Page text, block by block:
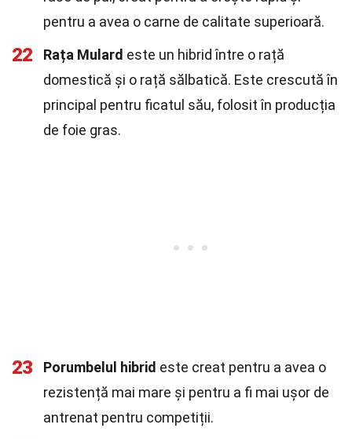
pentru a avea o carne de calitate superioară.
22 Rața Mulard este un hibrid între o rață
domestică și o rață sălbatică. Este crescută în
principal pentru ficatul său, folosit în producția
de foie gras.
23 Porumbelul hibrid este creat pentru a avea o
rezistență mai mare și pentru a fi mai ușor de
antrenat pentru competiții.